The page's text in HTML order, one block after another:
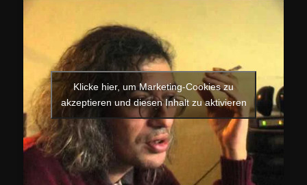
Klicke hier, um Marketing-Cookies zu
akzeptieren und diesen Inhalt zu aktivieren